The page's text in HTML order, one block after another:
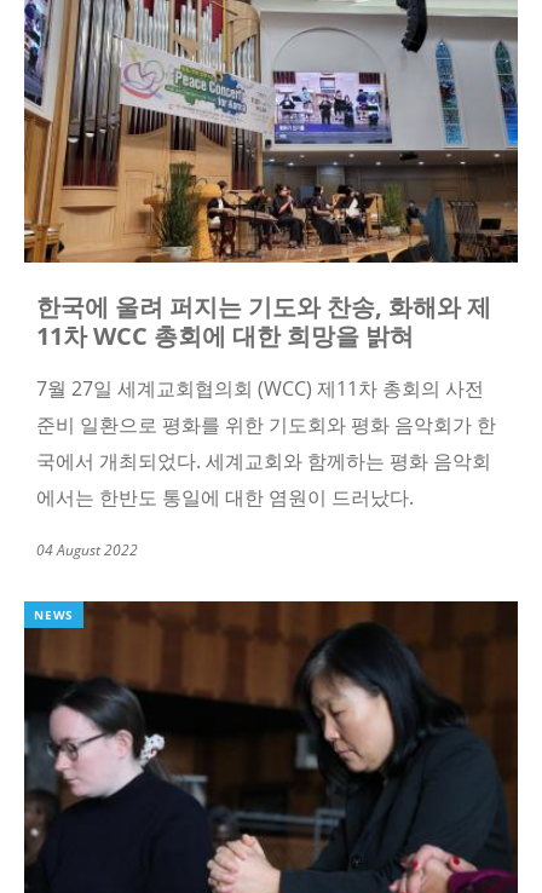
한국에 울려 퍼지는 기도와 찬송, 화해와 제
11차 WCC 총회에 대한 희망을 밝혀
7월 27일 세계교회협의회 (WCC) 제11차 총회의 사전
준비 일환으로 평화를 위한 기도회와 평화 음악회가 한
국에서 개최되었다. 세계교회와 함께하는 평화 음악회
에서는 한반도 통일에 대한 염원이 드러났다.
04 August 2022
NEWS